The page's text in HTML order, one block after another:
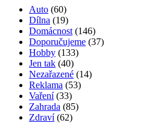
Auto (60)
Dílna (19)
Domácnost (146)
Doporučujeme (37)
Hobby (133)
Jen tak (40)
Nezařazené (14)
Reklama (53)
Vaření(33)
Zahrada (85)
Zdraví(62)